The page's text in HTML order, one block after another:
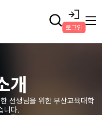
로그인
개
선생님을 위한 부산교육대학
니다.